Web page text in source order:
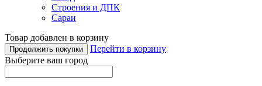
Строения и ДПК
Сараи
Товар добавлен в корзину
Продолжить покупки
Перейти в корзину
Выберите ваш город